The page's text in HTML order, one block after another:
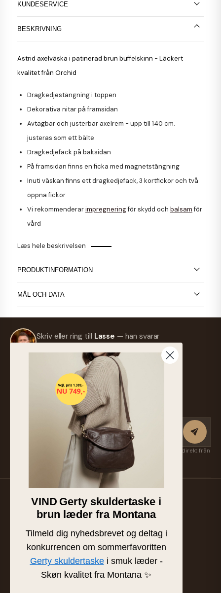
KUNDESERVICE
BESKRIVNING
Astrid axelväska i patinerad brun buffelskinn - Läckert
kvalitet från Orchid
Dragkedjestängning i toppen
Dekorativa nitar på framsidan
Avtagbar och justerbar axelrem - upp till 140 cm.
justeras som ett bälte
Dragkedjefack på baksidan
På framsidan finns en ficka med magnetstängning
Inuti väskan finns ett dragkedjefack, 3 kortfickor och två
öppna fickor
Vi rekommenderarimpregneringför skydd och balsamför
vård
Læs hele beskrivelsen
PRODUKTINFORMATION
MÅL OCH DATA
Skriv eller ring till Lasse — han svarar
info@frejaskind.dk
Retur eller byte
Anmäl dig till nyhetsbrevet
Få nya kollektioner, exklusiva favoriter och inspiration först — direkt från
Suzan & Lasse. Avsluta när som helst.
Familjeägd läder- och skinnbutik från Silkeborg.
Handplockat läder av högsta kvalitet sedan 1986.
BUTIK & SHOWROOM
Tværgade 8 · 8600 Silkeborg
info@frejaskind.dk
CVR 12345678
VIND Gerty skuldertaske i
brun læder fra Montana
Tilmeld dig nyhedsbrevet og deltag i
konkurrencen om sommerfavoritten
Gerty skuldertaskei smuk læder -
Skøn kvalitet fra Montana ✨